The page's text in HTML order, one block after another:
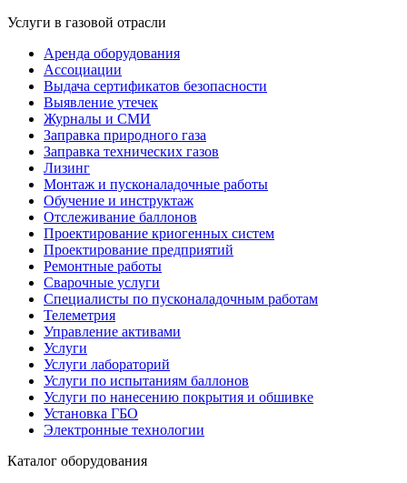
Услуги в газовой отрасли
Аренда оборудования
Ассоциации
Выдача сертификатов безопасности
Выявление утечек
Журналы и СМИ
Заправка природного газа
Заправка технических газов
Лизинг
Монтаж и пусконаладочные работы
Обучение и инструктаж
Отслеживание баллонов
Проектирование криогенных систем
Проектирование предприятий
Ремонтные работы
Сварочные услуги
Специалисты по пусконаладочным работам
Телеметрия
Управление активами
Услуги
Услуги лабораторий
Услуги по испытаниям баллонов
Услуги по нанесению покрытия и обшивке
Установка ГБО
Электронные технологии
Каталог оборудования